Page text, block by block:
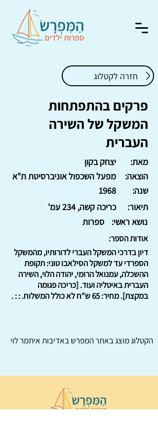
חזרה לקטלוג
פרקים בהתפתחות
המשקל של השירה
העברית
יצחק בקון
מאת:
מפעל השכפול אוניברסיטת ת"א
הוצאה:
1968
שנה:
כריכה קשה, 234 עמ'
תיאור:
ספרות
נושא ראשי:
אודות הספר:
דיון בדרכי המשקל העברי לדורותיו, מהמשקל
הספרדי עד למשקל הסילאבו טוני: תקופת
ההשכלה, עמנואל הרומי, יהודה הלוי, השירה
העברית באיטליה ועוד. [כריכה פגומה
במקצת]. מחיר: 65 ש"ח לא כולל המשלוח. : : .
הקטלוג מוצג באתרהמפרשבאדיבות איתמר לוי